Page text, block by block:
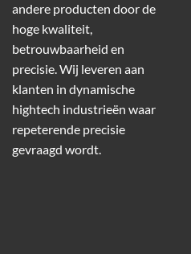
andere producten door de
hoge kwaliteit,
betrouwbaarheid en
precisie. Wij leveren aan
klanten in dynamische
hightech industrieën waar
repeterende precisie
gevraagd wordt.